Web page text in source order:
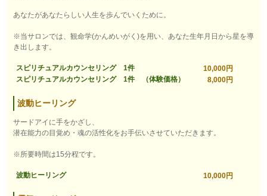
あなたがあなたらしい人生を歩んでいくために。
※当サロンでは、観命学(かんめいがく)を用い、あなた生年月日から星を導
き出します。
スピリチュアルカウンセリング 1件
10,000円
スピリチュアルカウンセリング 1件 （体験価格）
8,000円
波動ヒーリング
サードアイに手をかざし、
潜在能力の目覚め・魂の活性化をお手伝いさせていただきます。
※所要時間は15分程です。
波動ヒーリング 10,000円